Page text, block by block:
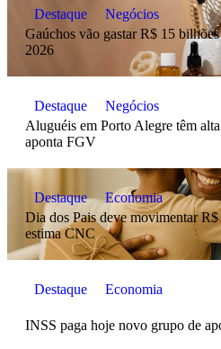
Destaque
Negócios
Gaúchos vão gastar R$ 15
2026
Destaque
Negócios
Aluguéis em Porto Alegre têm
aponta FGV
Destaque
Economia
Dia dos Pais deve movimentar
estima CNC
Destaque Economia
INSS paga hoje novo grupo de